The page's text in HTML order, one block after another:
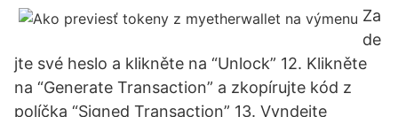
Za
de
jte své heslo a klikněte na “Unlock” 12. Klikněte
na “Generate Transaction” a zkopírujte kód z
políčka “Signed Transaction” 13. Vyndejte